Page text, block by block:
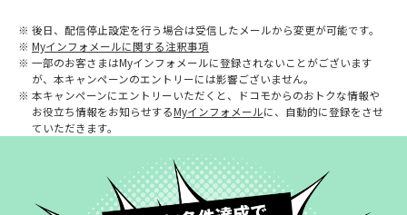
※ 後日、配信停止設定を行う場合は受信したメールから変更が可能です。
※ Myインフォメールに関する注釈事項
※ 一部のお客さまはMyインフォメールに登録されないことがございます
が、本キャンペーンのエントリーには影響ございません。
※ 本キャンペーンにエントリーいただくと、ドコモからのおトクな情報や
お役立ち情報をお知らせするMyインフォメールに、自動的に登録をさせ
ていただきます。